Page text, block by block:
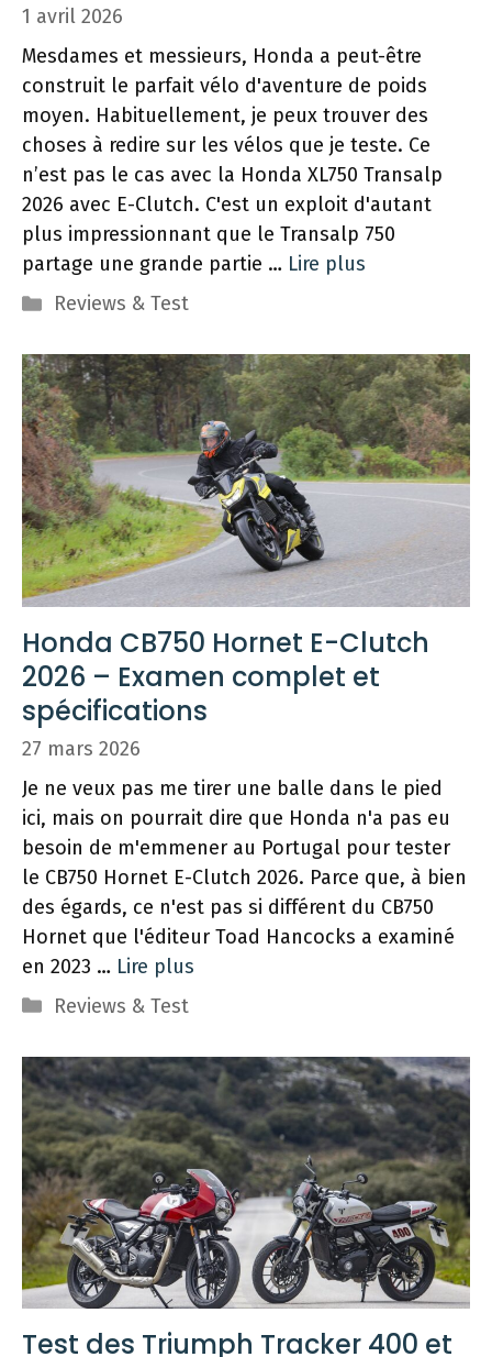
1 avril 2026
Mesdames et messieurs, Honda a peut-être
construit le parfait vélo d'aventure de poids
moyen. Habituellement, je peux trouver des
choses à redire sur les vélos que je teste. Ce
n’est pas le cas avec la Honda XL750 Transalp
2026 avec E-Clutch. C'est un exploit d'autant
plus impressionnant que le Transalp 750
partage une grande partie … Lire plus
Catégories
Reviews & Test
Honda CB750 Hornet E-Clutch
2026 – Examen complet et
spécifications
27 mars 2026
Je ne veux pas me tirer une balle dans le pied
ici, mais on pourrait dire que Honda n'a pas eu
besoin de m'emmener au Portugal pour tester
le CB750 Hornet E-Clutch 2026. Parce que, à bien
des égards, ce n'est pas si différent du CB750
Hornet que l'éditeur Toad Hancocks a examiné
en 2023 … Lire plus
Catégories
Reviews & Test
Test des Triumph Tracker 400 et